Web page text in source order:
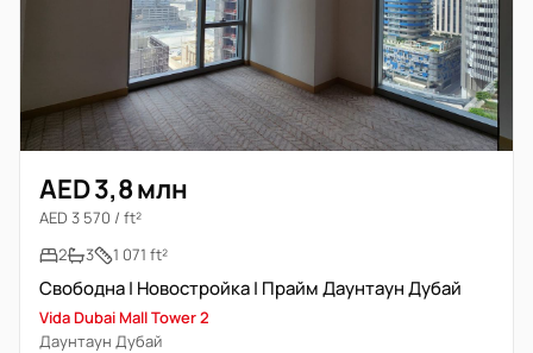
AED 3,8 млн
AED 3 570 / ft²
2
3 1 071 ft²
Свободна | Новостройка | Прайм Даунтаун Дубай
Vida Dubai Mall Tower 2
Даунтаун Дубай